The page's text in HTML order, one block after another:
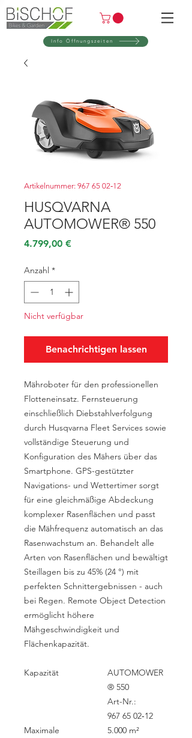
Info Öffnungszeiten
Artikelnummer: 967 65 02‑12
HUSQVARNA
AUTOMOWER® 550
4.799,00 €Preis
Anzahl *
Nicht verfügbar
Benachrichtigen lassen
Mähroboter für den professionellen
Flotteneinsatz. Fernsteuerung
einschließlich Diebstahlverfolgung
durch Husqvarna Fleet Services sowie
vollständige Steuerung und
Konfiguration des Mähers über das
Smartphone. GPS-gestützter
Navigations- und Wettertimer sorgt
für eine gleichmäßige Abdeckung
komplexer Rasenflächen und passt
die Mähfrequenz automatisch an das
Rasenwachstum an. Behandelt alle
Arten von Rasenflächen und bewältigt
Steillagen bis zu 45% (24 °) mit
perfekten Schnittergebnissen - auch
bei Regen. Remote Object Detection
ermöglicht höhere
Mähgeschwindigkeit und
Flächenkapazität.
Kapazität
AUTOMOWER
® 550
Art-Nr.:
967 65 02‑12
Maximale
5.000 m²